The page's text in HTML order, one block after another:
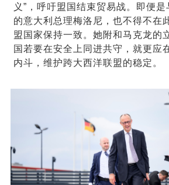
义”，呼吁盟国结束贸易战。即便
的意大利总理梅洛尼，也不得不在
盟国家保持一致。她附和马克龙的
国若要在安全上同进共守，就更应
内斗，维护跨大西洋联盟的稳定。